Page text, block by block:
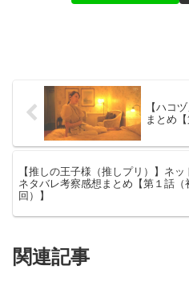
【ハコ
まとめ【
【推しの王子様（推しプリ）】ネッ
ネタバレ考察感想まとめ【第１話（
回）】
関連記事